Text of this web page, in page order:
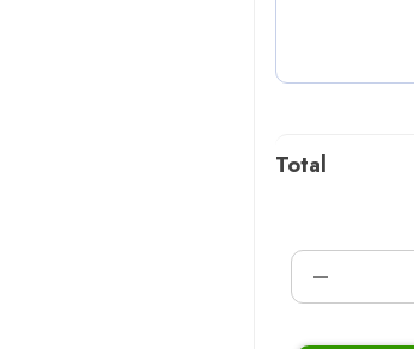
Total